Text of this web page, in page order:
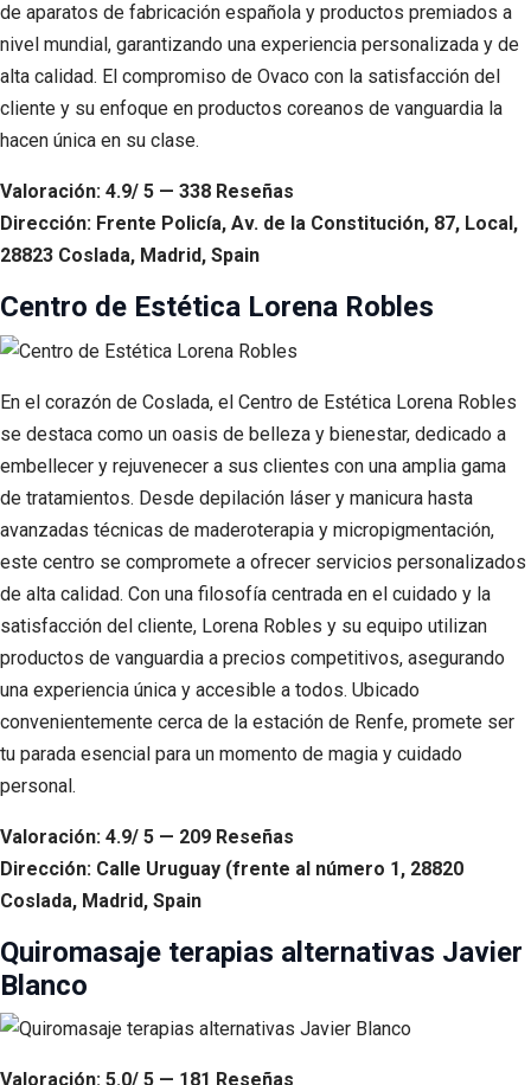
de aparatos de fabricación española y productos premiados a
nivel mundial, garantizando una experiencia personalizada y de
alta calidad. El compromiso de Ovaco con la satisfacción del
cliente y su enfoque en productos coreanos de vanguardia la
hacen única en su clase.
Valoración: 4.9/ 5 — 338 Reseñas
Dirección: Frente Policía, Av. de la Constitución, 87, Local,
28823 Coslada, Madrid, Spain
Centro de Estética Lorena Robles
En el corazón de Coslada, el Centro de Estética Lorena Robles
se destaca como un oasis de belleza y bienestar, dedicado a
embellecer y rejuvenecer a sus clientes con una amplia gama
de tratamientos. Desde depilación láser y manicura hasta
avanzadas técnicas de maderoterapia y micropigmentación,
este centro se compromete a ofrecer servicios personalizados
de alta calidad. Con una filosofía centrada en el cuidado y la
satisfacción del cliente, Lorena Robles y su equipo utilizan
productos de vanguardia a precios competitivos, asegurando
una experiencia única y accesible a todos. Ubicado
convenientemente cerca de la estación de Renfe, promete ser
tu parada esencial para un momento de magia y cuidado
personal.
Valoración: 4.9/ 5 — 209 Reseñas
Dirección: Calle Uruguay (frente al número 1, 28820
Coslada, Madrid, Spain
Quiromasaje terapias alternativas Javier
Blanco
Valoración: 5.0/ 5 — 181 Reseñas